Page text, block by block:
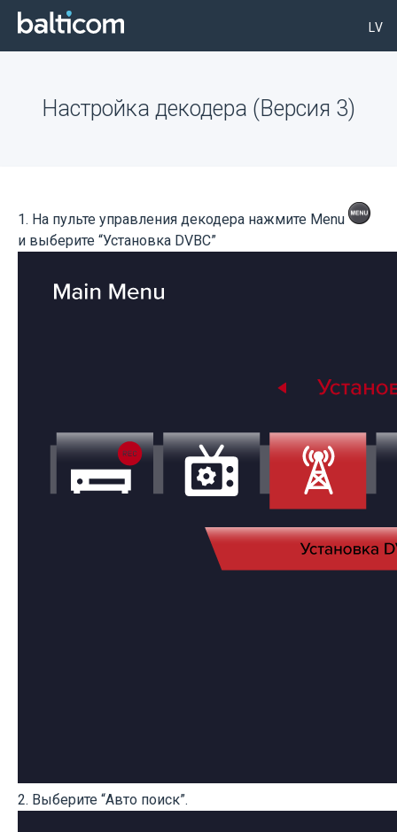
LV
Настройка декодера (Версия 3)
1. На пульте управления декодера нажмите Menu
и выберите “Установка DVBC”
2. Выберите “Авто поиск”.